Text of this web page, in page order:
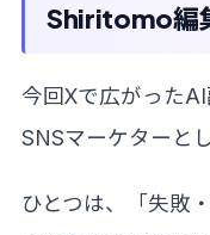
Shiritomo編
今回Xで広がったAI
SNSマーケターと
ひとつは、「失敗